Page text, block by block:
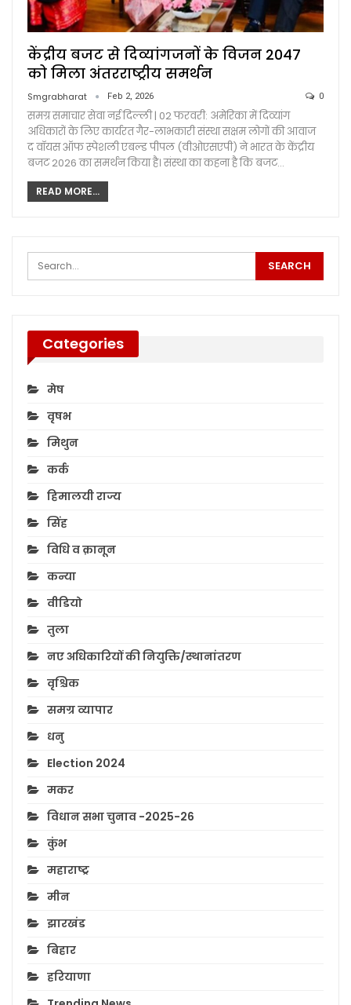
केंद्रीय बजट से दिव्यांगजनों के विजन 2047
को मिला अंतरराष्ट्रीय समर्थन
Smgrabharat Feb 2, 2026 0
समग्र समाचार सेवा नई दिल्ली | 02 फरवरी: अमेरिका में दिव्यांग
अधिकारों के लिए कार्यरत गैर-लाभकारी संस्था सक्षम लोगों की आवाज
द वॉयस ऑफ स्पेशली एबल्ड पीपल (वीओएसएपी) ने भारत के केंद्रीय
बजट 2026 का समर्थन किया है। संस्था का कहना है कि बजट…
READ MORE...
Categories
मेष
वृषभ
मिथुन
कर्क
हिमालयी राज्य
सिंह
विधि व क़ानून
कन्या
वीडियो
तुला
नए अधिकारियों की नियुक्ति/स्थानांतरण
वृश्चिक
समग्र व्यापार
धनु
Election 2024
मकर
विधान सभा चुनाव -2025-26
कुंभ
महाराष्ट्र
मीन
झारखंड
बिहार
हरियाणा